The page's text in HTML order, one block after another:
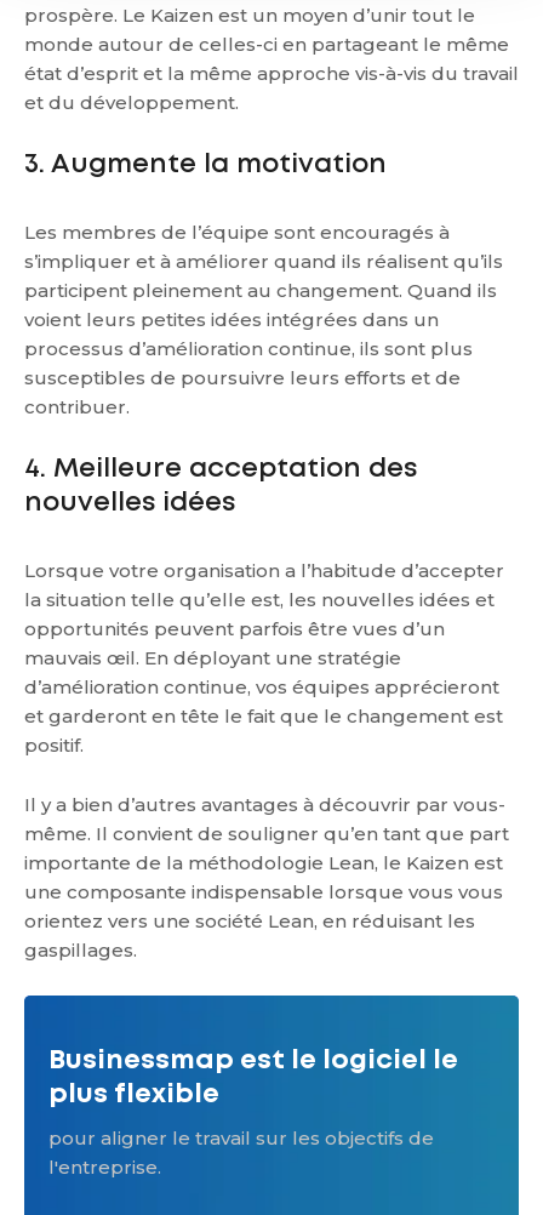
prospère. Le Kaizen est un moyen d’unir tout le
monde autour de celles-ci en partageant le même
état d’esprit et la même approche vis-à-vis du travail
et du développement.
3. Augmente la motivation
Les membres de l’équipe sont encouragés à
s’impliquer et à améliorer quand ils réalisent qu’ils
participent pleinement au changement. Quand ils
voient leurs petites idées intégrées dans un
processus d’amélioration continue, ils sont plus
susceptibles de poursuivre leurs efforts et de
contribuer.
4. Meilleure acceptation des
nouvelles idées
Lorsque votre organisation a l’habitude d’accepter
la situation telle qu’elle est, les nouvelles idées et
opportunités peuvent parfois être vues d’un
mauvais œil. En déployant une stratégie
d’amélioration continue, vos équipes apprécieront
et garderont en tête le fait que le changement est
positif.
Il y a bien d’autres avantages à découvrir par vous-
même. Il convient de souligner qu’en tant que part
importante de la méthodologie Lean, le Kaizen est
une composante indispensable lorsque vous vous
orientez vers une société Lean, en réduisant les
gaspillages.
Businessmap est le logiciel le
plus flexible
pour aligner le travail sur les objectifs de
l'entreprise.